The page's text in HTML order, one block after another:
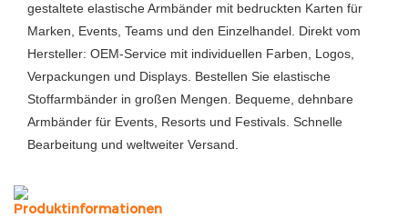
gestaltete elastische Armbänder mit bedruckten Karten für
Marken, Events, Teams und den Einzelhandel. Direkt vom
Hersteller: OEM-Service mit individuellen Farben, Logos,
Verpackungen und Displays. Bestellen Sie elastische
Stoffarmbänder in großen Mengen. Bequeme, dehnbare
Armbänder für Events, Resorts und Festivals. Schnelle
Bearbeitung und weltweiter Versand.
Produktinformationen